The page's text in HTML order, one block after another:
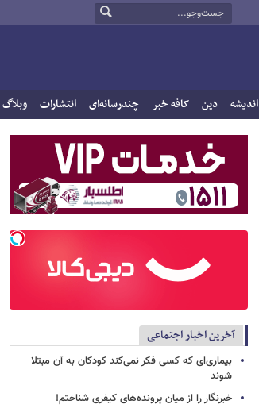
اندیشه دین کافه خبر چندرسانه‌ای انتشارات وبلاگ
آخرین اخبار اجتماعی
بیماری‌ای که کسی فکر نمی‌کند کودکان به آن مبتلا
شوند
خبرنگار را از میان پرونده‌های کیفری شناختم!